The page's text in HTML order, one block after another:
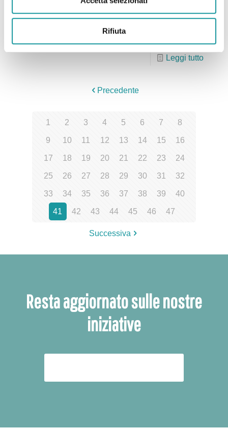
Rifiuta
Casa Gialla”. Una Mostra Collettiva dedicata ad
Ageop Ricerca È stata presentata a Bologna
l’iniziativa ‘Artisti per Casa[…]
Leggi tutto
Precedente
1 2 3 4 5 6 7 8
9 10 11 12 13 14 15 16
17 18 19 20 21 22 23 24
25 26 27 28 29 30 31 32
33 34 35 36 37 38 39 40
41 42 43 44 45 46 47
Successiva
Resta aggiornato sulle nostre
iniziative